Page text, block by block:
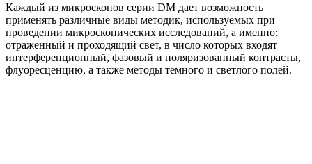
Каждый из микроскопов серии DM дает возможность
применять различные виды методик, используемых при
проведении микроскопических исследований, а именно:
отраженный и проходящий свет, в число которых входят
интерференционный, фазовый и поляризованный контрасты,
флуоресценцию, а также методы темного и светлого полей.